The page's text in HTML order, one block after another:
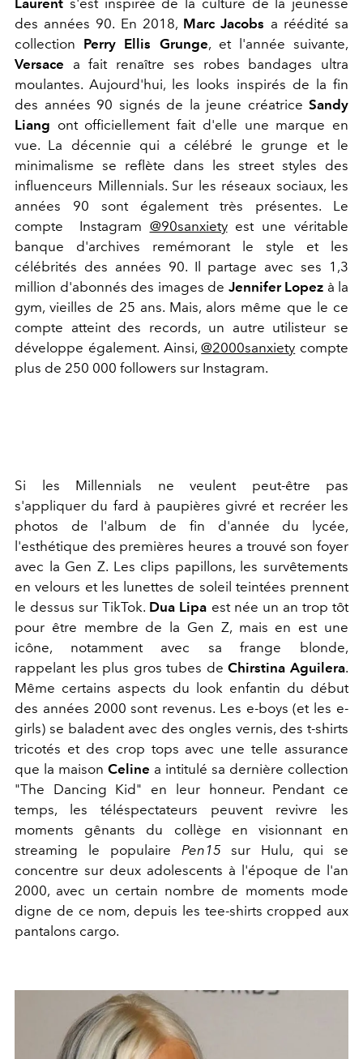
Laurent s'est inspirée de la culture de la jeunesse
des années 90. En 2018, Marc Jacobs a réédité sa
collection Perry Ellis Grunge, et l'année suivante,
Versace a fait renaître ses robes bandages ultra
moulantes. Aujourd'hui, les looks inspirés de la fin
des années 90 signés de la jeune créatrice Sandy
Liang ont officiellement fait d'elle une marque en
vue. La décennie qui a célébré le grunge et le
minimalisme se reflète dans les street styles des
influenceurs Millennials. Sur les réseaux sociaux, les
années 90 sont également très présentes. Le
compte Instagram @90sanxietyest une véritable
banque d'archives remémorant le style et les
célébrités des années 90. Il partage avec ses 1,3
million d'abonnés des images de Jennifer Lopez à la
gym, vieilles de 25 ans. Mais, alors même que le ce
compte atteint des records, un autre utilisteur se
développe également. Ainsi,@2000sanxiety compte
plus de 250 000 followers sur Instagram.
Si les Millennials ne veulent peut-être pas
s'appliquer du fard à paupières givré et recréer les
photos de l'album de fin d'année du lycée,
l'esthétique des premières heures a trouvé son foyer
avec la Gen Z. Les clips papillons, les survêtements
en velours et les lunettes de soleil teintées prennent
le dessus sur TikTok. Dua Lipa est née un an trop tôt
pour être membre de la Gen Z, mais en est une
icône, notamment avec sa frange blonde,
rappelant les plus gros tubes deChirstina Aguilera.
Même certains aspects du look enfantin du début
des années 2000 sont revenus. Les e-boys (et les e-
girls) se baladent avec des ongles vernis, des t-shirts
tricotés et des crop tops avec une telle assurance
que la maison Celine a intitulé sa dernière collection
"The Dancing Kid" en leur honneur. Pendant ce
temps, les téléspectateurs peuvent revivre les
moments gênants du collège en visionnant en
streaming le populaire Pen15 sur Hulu, qui se
concentre sur deux adolescents à l'époque de l'an
2000, avec un certain nombre de moments mode
digne de ce nom, depuis les tee-shirts cropped aux
pantalons cargo.